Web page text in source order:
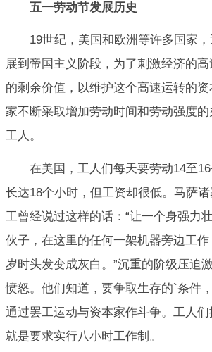
五一劳动节发展历史
19世纪，美国和欧洲等许多国家
展到帝国主义阶段，为了刺激经济的
的剩余价值，以维护这个高速运转的
家不断采取增加劳动时间和劳动强度的
工人。
在美国，工人们每天要劳动14至
长达18个小时，但工资却很低。马萨
工曾经说过这样的话：“让一个身强力
伙子，在这里的任何一架机器旁边工
岁时头发变成灰白。”沉重的阶级压迫
愤怒。他们知道，要争取生存的`条件
通过罢工运动与资本家作斗争。工人们
就是要求实行八小时工作制。